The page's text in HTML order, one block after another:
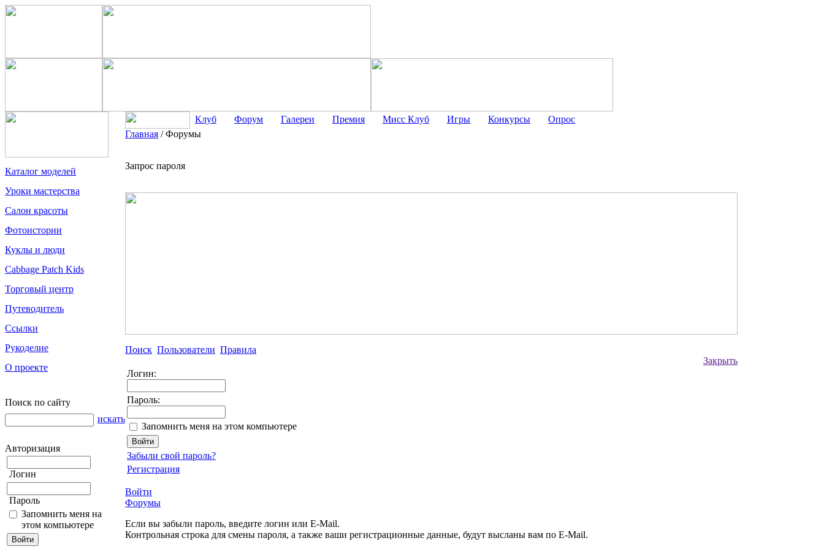
Каталог моделей
Уроки мастерства
Салон красоты
Фотоистории
Куклы и люди
Cabbage Patch Kids
Торговый центр
Путеводитель
Ссылки
Рукоделие
О проекте
Поиск по сайту
искать
Авторизация
Логин
Пароль
Запомнить меня на
этом компьютере
Клуб Форум Галереи Премия Мисс Клуб Игры Конкурсы
Опрос
Главная /Форумы
Запрос пароля
Поиск Пользователи Правила
Закрыть
Логин:
Пароль:
Запомнить меня на этом компьютере
Забыли свой пароль?
Регистрация
Войти
Форумы
Если вы забыли пароль, введите логин или E-Mail.
Контрольная строка для смены пароля, а также ваши регистрационные данные, будут высланы вам по E-Mail.